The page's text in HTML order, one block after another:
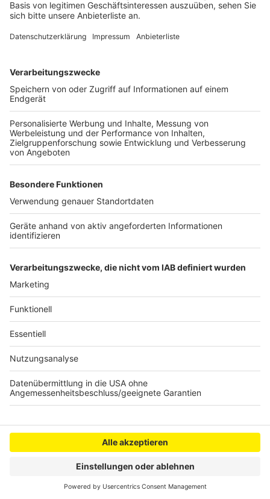
Klassenräume wurden außerdem neue Rettungswege
geschaffen, um die Sicherheit zu erhöhen. Mit der
Fertigstellung im Januar ist die Burgschule für die
Anzeige
Weitere Themen von Rhein und Erft
Anzeige
Saharastaub über dem Kreis
Bergheim
Martinsmarkt in Frechen: Handwerk, Design und
Genuss
Anzeige
Anzeige